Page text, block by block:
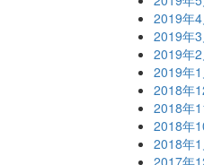
2019年4
2019年3
2019年2
2019年1
2018年
2018年
2018年
2018年1